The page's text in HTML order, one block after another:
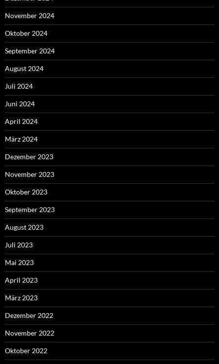
November 2024
Oktober 2024
September 2024
August 2024
Juli 2024
Juni 2024
April 2024
März 2024
Dezember 2023
November 2023
Oktober 2023
September 2023
August 2023
Juli 2023
Mai 2023
April 2023
März 2023
Dezember 2022
November 2022
Oktober 2022